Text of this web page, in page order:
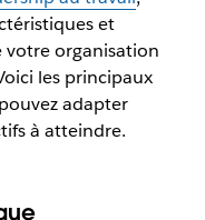
et
votre organisation
les principaux
adapter
à atteindre.